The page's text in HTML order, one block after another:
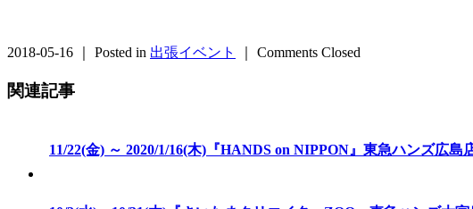
2018-05-16 ｜ Posted in 出張イベント Comments Closed
関連記事
11/22(金) ～ 2020/1/16(木)『HANDS on NIPPON』東急ハンズ広島